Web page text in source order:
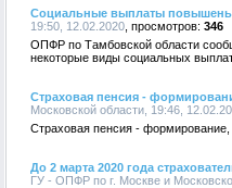
Социальные выплаты повышены
19:50, 12.02.2020
346
ОПФР по Тамбовской области
некоторые виды социальных
Страховая пенсия -
Московской области, 19:46,
Страховая пенсия - формирование,
До 2 марта 2020 года
ГУ - ОПФР по г. Москве и